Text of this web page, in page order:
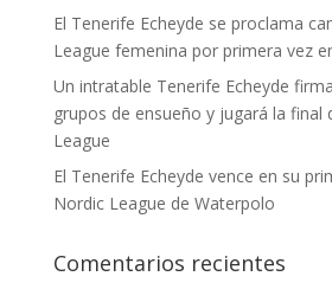
El Tenerife Echeyde se proclama
League femenina por primera vez
Un intratable Tenerife Echeyde
grupos de ensueño y jugará la final
League
El Tenerife Echeyde vence en su
Nordic League de Waterpolo
Comentarios recientes